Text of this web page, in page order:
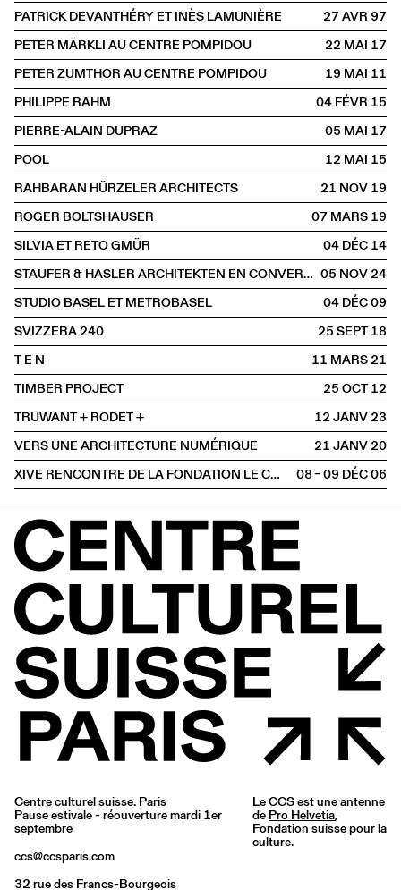
PATRICK DEVANTHÉRY ET INÈS LAMUNIÈRE
27 AVR1997
PETER MÄRKLI AU CENTRE POMPIDOU
22 MAI2017
PETER ZUMTHOR AU CENTRE POMPIDOU
19 MAI2011
PHILIPPE RAHM
04 FÉVR2015
PIERRE-ALAIN DUPRAZ
05 MAI2017
POOL
12 MAI2015
RAHBARAN HÜRZELER ARCHITECTS
21 NOV2019
ROGER BOLTSHAUSER
07 MARS2019
SILVIA ET RETO GMÜR
04 DÉC2014
STAUFER & HASLER ARCHITEKTEN EN CONVERSATION AVEC BENOÎT PIÉRON 05 NOV2024
STUDIO BASEL ET METROBASEL
04 DÉC2009
SVIZZERA 240
25 SEPT2018
T E N
11 MARS2021
TIMBER PROJECT
25 OCT2012
TRUWANT + RODET +
12 JANV2023
VERS UNE ARCHITECTURE NUMÉRIQUE
21 JANV2020
XIVE RENCONTRE DE LA FONDATION LE CORBUSIER
08 – 09 DÉC2006
Centre culturel suisse. Paris
Pause estivale - réouverture mardi 1er
septembre
ccs@ccsparis.com
32 rue des Francs-Bourgeois
Le CCS est une antenne
de Pro Helvetia,
Fondation suisse pour la
culture.